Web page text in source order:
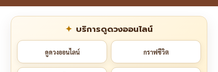
บริการดูดวงออนไลน์
ดูดวงออนไลน์ กราฟชีวิต